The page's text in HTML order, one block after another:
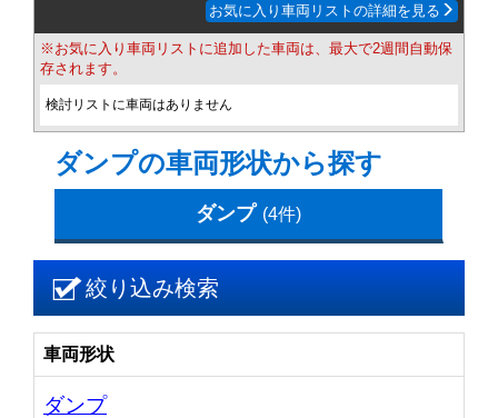
お気に入り車両リストの詳細を見る
※お気に入り車両リストに追加した車両は、最大で2週間自動保
存されます。
検討リストに車両はありません
ダンプの車両形状から探す
ダンプ (4件)
絞り込み検索
車両形状
ダンプ